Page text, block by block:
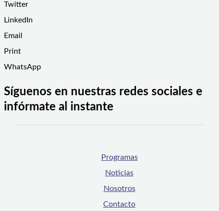
Twitter
LinkedIn
Email
Print
WhatsApp
Síguenos en nuestras redes sociales e
infórmate al instante
Programas
Noticias
Nosotros
Contacto